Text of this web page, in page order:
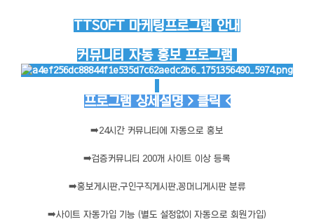
TTSOFT 마케팅프로그램 안내
커뮤니티 자동 홍보 프로그램
프로그램 상세설명 > 클릭 <
➡️24시간 커뮤니티에 자동으로 홍보
➡️검증커뮤니티 200개 사이트 이상 등록
➡️홍보게시판,구인구직게시판,꽁머니게시판 분류
➡️사이트 자동가입 기능 (별도 설정없이 자동으로 회원가입)